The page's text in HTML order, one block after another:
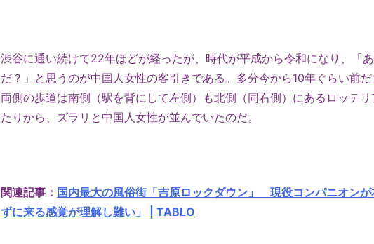
渋谷に通い続けて22年ほどが経ったが、時代が平成から令和になり、「
だ？」と思うのが中国人女性の客引きである。多分今から10年ぐらい前
両側の歩道は南側（駅を背にして左側）も北側（同右側）にあるロッテ
たりから、ズラリと中国人女性が並んでいたのだ。
関連記事： 国内最大の風俗街「吉原ロックダウン」 現役コンパニオンが
ずに来る感覚が理解し難い」 | TABLO